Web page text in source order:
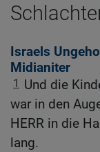
Israels
Midianiter
1
Und die
war in den
HERR in die
lang.